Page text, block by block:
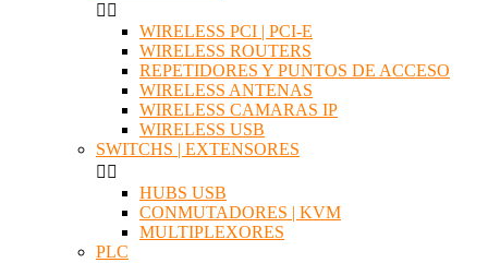
 
WIRELESS PCI | PCI-E
WIRELESS ROUTERS
REPETIDORES Y PUNTOS DE ACCESO
WIRELESS ANTENAS
WIRELESS CAMARAS IP
WIRELESS USB
SWITCHS | EXTENSORES
 
HUBS USB
CONMUTADORES | KVM
MULTIPLEXORES
PLC